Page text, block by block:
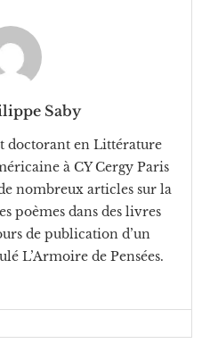
Saby
doctorant en Littérature
à CY Cergy Paris
nombreux articles sur la
poèmes dans des livres
de publication d’un
L’Armoire de Pensées.